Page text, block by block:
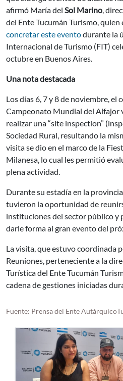
afirmó María del Sol Marino,
del Ente Tucumán Turismo, quien
concretar este eventodurante la
Internacional de Turismo (FIT)
octubre en Buenos Aires.
Una nota destacada
Los días 6, 7 y 8 de noviembre, el
Campeonato Mundial del Alfajor
realizar una “site inspection”
Sociedad Rural, resultando la
visita se dio en el marco de la
Milanesa, lo cual les permitió
plena actividad.
Durante su estadía en la
tuvieron la oportunidad de
instituciones del sector público y
darle forma al gran evento del
La visita, que estuvo coordinada
Reuniones, perteneciente a la
Turística del Ente Tucumán
cadena de gestiones iniciadas
Fuente: Prensa del Ente